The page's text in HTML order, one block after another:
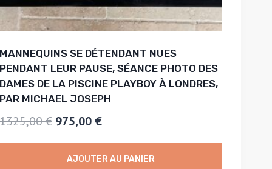
MANNEQUINS SE DÉTENDANT NUES
PENDANT LEUR PAUSE, SÉANCE PHOTO DES
DAMES DE LA PISCINE PLAYBOY À LONDRES,
PAR MICHAEL JOSEPH
1325,00€ Le
prix
initial
975,00€Le
prix
actuel
AJOUTER AU PANIER